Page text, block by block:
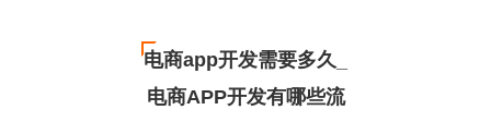
电商app开发需要多久_
电商APP开发有哪些流